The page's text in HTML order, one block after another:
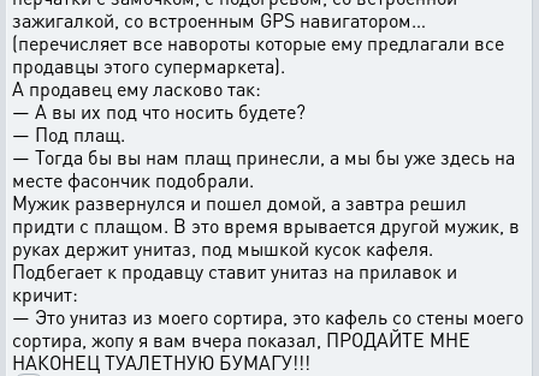
зажигалкой, со встроенным GPS навигатором…
(перечисляет все навороты которые ему предлагали все
продавцы этого супермаркета).
А продавец ему ласково так:
— А вы их под что носить будете?
— Под плащ.
— Тогда бы вы нам плащ принесли, а мы бы уже здесь на
месте фасончик подобрали.
Мужик развернулся и пошел домой, а завтра решил
придти с плащом. В это время врывается другой мужик, в
руках держит унитаз, под мышкой кусок кафеля.
Подбегает к продавцу ставит унитаз на прилавок и
кричит:
— Это унитаз из моего сортира, это кафель со стены моего
сортира, жопу я вам вчера показал, ПРОДАЙТЕ МНЕ
НАКОНЕЦ ТУАЛЕТНУЮ БУМАГУ!!!